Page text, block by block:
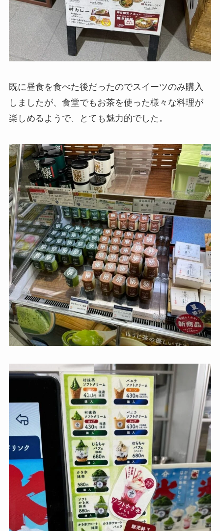
既に昼食を食べた後だったのでスイーツのみ購入
しましたが、食堂でもお茶を使った様々な料理が
楽しめるようで、とても魅力的でした。